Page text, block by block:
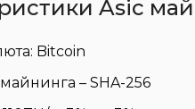
Asic
Bitcoin
– SHA-256